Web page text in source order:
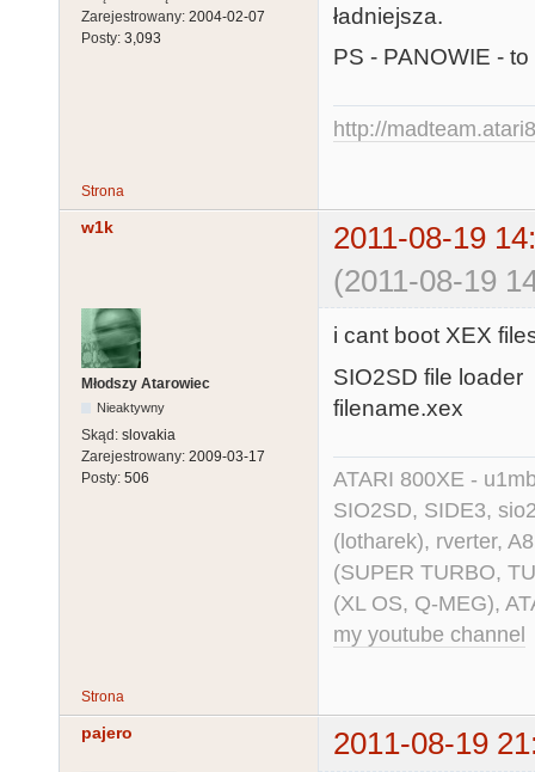
Zarejestrowany: 2004-02-07
Posty: 3,093
ładniejsza.
PS - PANOWIE -
http://
Strona
w1k
2011-08-19
(2011-08-19
Młodszy Atarowiec
Nieaktywny
Skąd: slovakia
Zarejestrowany: 2009-03-17
Posty: 506
i cant boot XEX
SIO2SD file loader
filename.xex
ATARI 800XE -
SIO2SD, SIDE3,
(lotharek), rverter,
(SUPER TURBO,
(XL OS, Q-MEG),
my youtube channel
Strona
pajero 2011-08-19